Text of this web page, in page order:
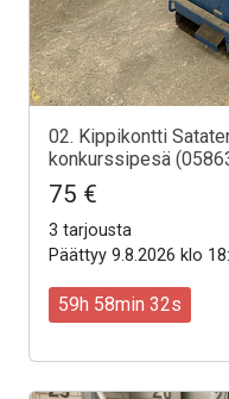
02. Kippikontti
konkurssipesä
75 €
3 tarjousta
Päättyy 9.8.2026 klo
59h 58min 30s